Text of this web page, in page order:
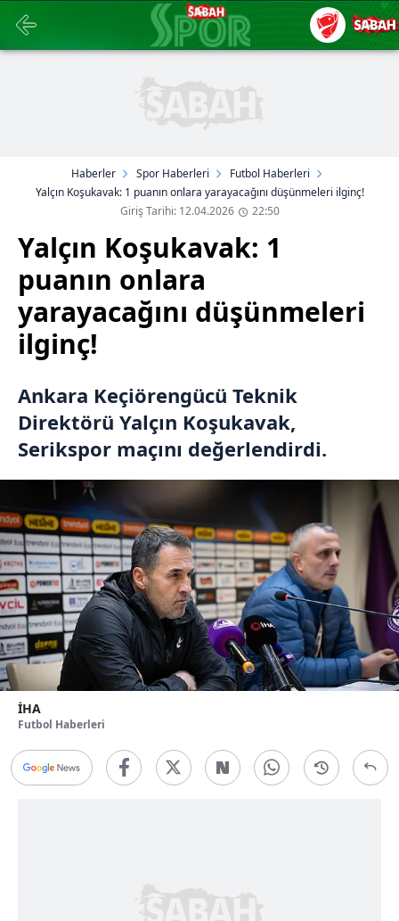
Haberler Spor Haberleri
Futbol Haberleri
Yalçın Koşukavak: 1 puanın onlara yarayacağını düşünmeleri ilginç!
Giriş Tarihi: 12.04.2026
22:50
Yalçın Koşukavak: 1
puanın onlara
yarayacağını düşünmeleri
ilginç!
Ankara Keçiörengücü Teknik
Direktörü Yalçın Koşukavak,
Serikspor maçını değerlendirdi.
İHA
Futbol Haberleri